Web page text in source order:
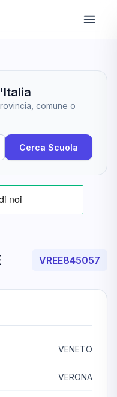
comune o
Cerca Scuola
VREE845057
VENETO
VERONA